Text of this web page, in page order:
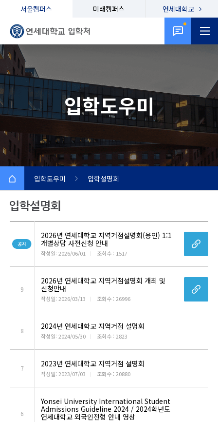
서울캠퍼스 미래캠퍼스 연세대학교
입학도우미
입학도우미 입학설명회
2026년 연세대학교 지역거점설명회(용인) 1:1
개별상담 사전신청 안내
작성일: 2026/06/01 ㅣ 조회수 : 1517
9
2026년 연세대학교 지역거점설명회 개최 및
신청안내
작성일: 2026/03/13 ㅣ 조회수 : 26996
8 2024년 연세대학교 지역거점 설명회
작성일: 2024/05/30 ㅣ 조회수 : 2823
7 2023년 연세대학교 지역거점 설명회
작성일: 2023/07/03 ㅣ 조회수 : 20880
6
Yonsei University International Student
Admissions Guideline 2024 / 2024학년도
연세대학교 외국인전형 안내 영상